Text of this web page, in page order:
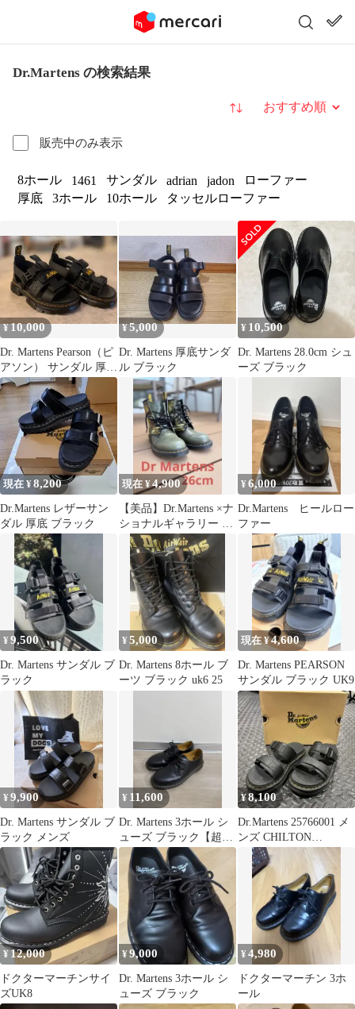
Dr.Martens の検索結果
販売中のみ表示
並び替え
8ホール 1461 サンダル adrian jadon
ローファー
厚底
3ホール 10ホール タッセルローファー
¥10,000
Dr. Martens Pearson（ピ
アソン） サンダル 厚底
ブラック
¥5,000
Dr. Martens 厚底サンダ
ル ブラック
¥ 10,500
Dr. Martens 28.0cm シュ
ーズ ブラック
現在 ¥8,200
Dr.Martens レザーサン
ダル 厚底 ブラック
現在 ¥4,900
【美品】Dr.Martens ×ナ
ショナルギャラリー コ
ラボ 8ホール 26cm
¥6,000
Dr.Martens ヒールロー
ファー
¥9,500
Dr. Martens サンダル ブ
ラック
¥5,000
Dr. Martens 8ホール ブ
ーツ ブラック uk6 25
現在 ¥4,600
Dr. Martens PEARSON
サンダル ブラック UK9
¥9,900
Dr. Martens サンダル ブ
ラック メンズ
¥ 11,600
Dr. Martens 3ホール シ
ューズ ブラック【超美
品】
¥8,100
Dr.Martens 25766001 メ
ンズ CHILTON
SANDALS
¥12,000
ドクターマーチンサイ
ズUK8
¥9,000
Dr. Martens 3ホール シ
ューズ ブラック
¥4,980
ドクターマーチン 3ホ
ール